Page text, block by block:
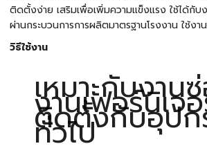
ติดตั้งง่าย เสริมเพื่อเพิ่มความแข็งแรง ใช้ได้กับ
ผ่านกระบวนการการผลิตมาตรฐานโรงงาน ใช้งา
วิธีใช้งาน
เหมาะกับงาน
งานเฟอร์นิเจ
ติดตั้งกับอุป
ทั่วไป